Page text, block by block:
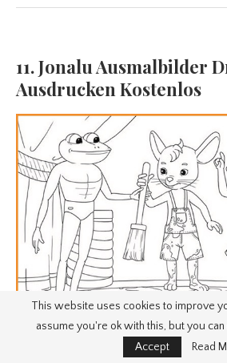
11. Jonalu Ausmalbilder
Ausdrucken Kostenlos
This website uses cookies to improve
assume you're ok with this, but you
Accept
Read